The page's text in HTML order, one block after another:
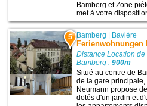
Bamberg et Zone
met à votre
5 Bamberg | Bavière
Ferienwohnungen
Distance Location
Bamberg :900m
Situé au centre de
de la gare
Neumann propose
dotés d'un jardin et